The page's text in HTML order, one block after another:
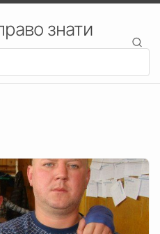
знати